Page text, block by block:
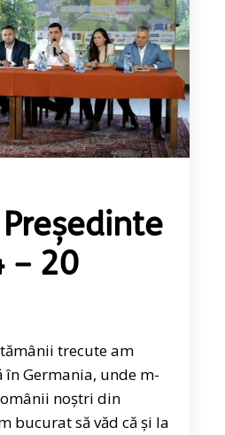
– 20
trecute am
în Germania, unde m-
noștri din
bucurat să văd că și la